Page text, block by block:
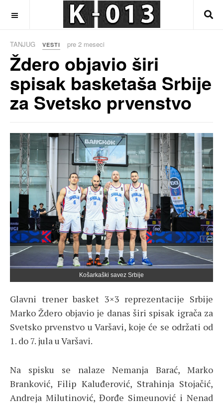
TANJUG VESTI pre 2 meseci
Ždero objavio širi
spisak basketaša Srbije
za Svetsko prvenstvo
Košarkaški savez Srbije
Glavni trener basket 3×3 reprezentacije Srbije
Marko Ždero objavio je danas širi spisak igrača za
Svetsko prvenstvo u Varšavi, koje će se održati od
1. do 7. jula u Varšavi.
Na spisku se nalaze Nemanja Barać, Marko
Branković, Filip Kaluđerović, Strahinja Stojačić,
Andreja Milutinović, Đorđe Simeunović i Nenad